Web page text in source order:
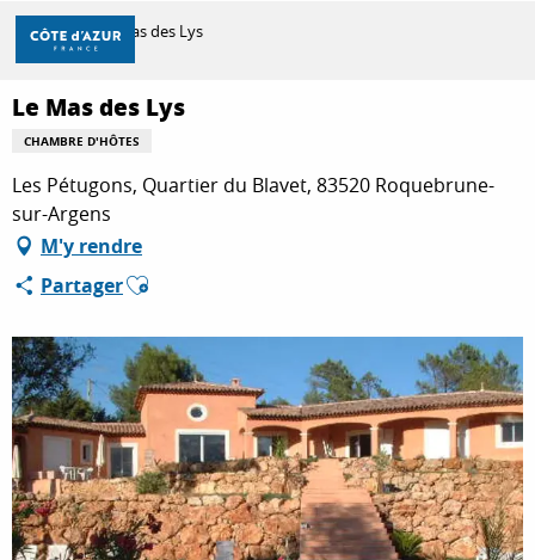
Aller
contenu
principal
DÉCOUVRIR
À FAIRE
SÉJOURNER
Accueil Le Mas des Lys
Le Mas des Lys
CHAMBRE D'HÔTES
Les Pétugons, Quartier du Blavet, 83520 Roquebrune-
sur-Argens
M'y rendre
PartagerAjouter aux favoris